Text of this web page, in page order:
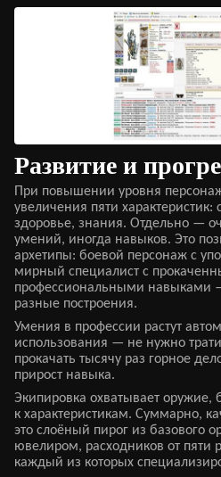
Развитие и
При повышении уровня
увеличения пяти характеристик:
здоровье, знания. Отдельно —
умений, иногда навыков. Это
архетипы: боевой персонаж с
мирный специалист с
профессиональными навыками
разные построения.
Умения в профессии растут
использования — не нужно
прокачать тысячу раз горное
прирост навыка.
Экипировка охватывает
к характеристикам. Суммарно,
это слоёный пирог из базового
ювелиром, расходников от пяти
каждый из которых